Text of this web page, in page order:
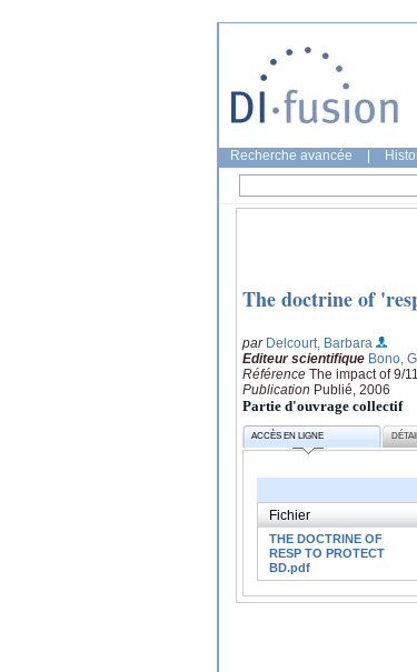
Recherche avancée
The doctrine of
par Delcourt, Barbara
Editeur scientifique Bono,
Référence The impact of 9/
Publication Publié, 2006
Partie d'ouvrage collectif
ACCÈS EN LIGNE
Fichier
THE DOCTRINE OF
RESP TO PROTECT
BD.pdf